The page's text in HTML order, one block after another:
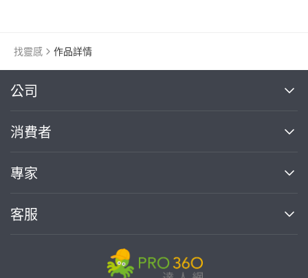
找靈感 作品詳情
公司
關於我們
部落格
加入我們
消費者
買服務
熱門服務
專家
案件中心
客服
繼續完成